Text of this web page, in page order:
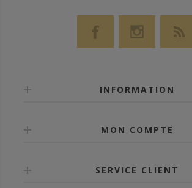
INFORMATION
MON COMPTE
SERVICE CLIENT